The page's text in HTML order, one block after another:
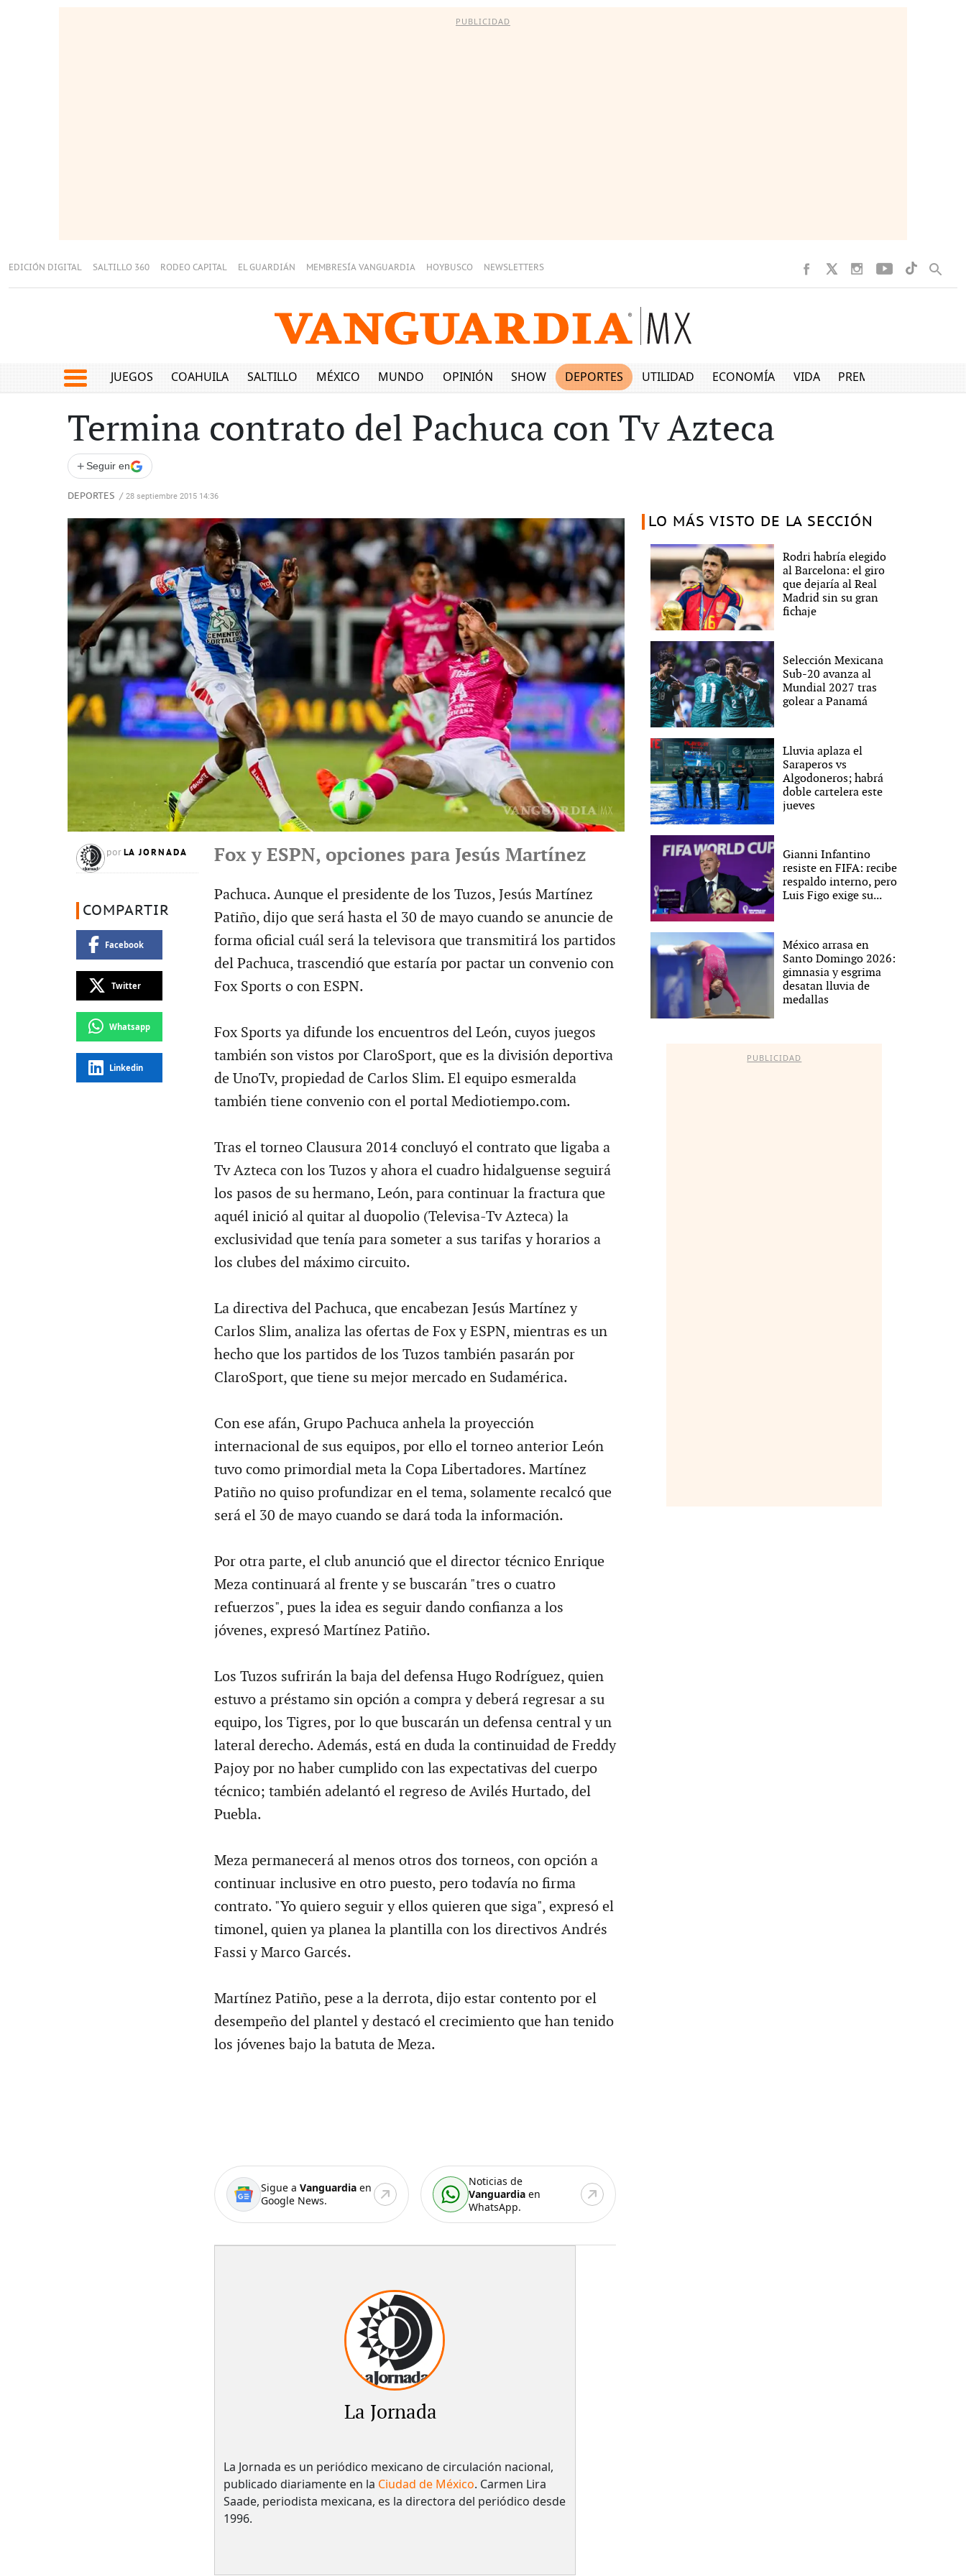
PUBLICIDAD
EDICIÓN DIGITAL SALTILLO 360 RODEO CAPITAL EL GUARDIÁN MEMBRESÍA VANGUARDIA HOYBUSCO NEWSLETTERS
JUEGOS COAHUILA SALTILLO MÉXICO MUNDO OPINIÓN SHOW DEPORTES UTILIDAD ECONOMÍA VIDA PREMIUM
Termina contrato del Pachuca con Tv Azteca
+ Seguir en
DEPORTES / 28 septiembre 2015 14:36
por LA JORNADA
COMPARTIR
Facebook
Twitter
Whatsapp
Linkedin
Fox y ESPN, opciones para Jesús Martínez
Pachuca. Aunque el presidente de los Tuzos, Jesús Martínez
Patiño, dijo que será hasta el 30 de mayo cuando se anuncie de
forma oficial cuál será la televisora que transmitirá los partidos
del Pachuca, trascendió que estaría por pactar un convenio con
Fox Sports o con ESPN.
Fox Sports ya difunde los encuentros del León, cuyos juegos
también son vistos por ClaroSport, que es la división deportiva
de UnoTv, propiedad de Carlos Slim. El equipo esmeralda
también tiene convenio con el portal Mediotiempo.com.
Tras el torneo Clausura 2014 concluyó el contrato que ligaba a
Tv Azteca con los Tuzos y ahora el cuadro hidalguense seguirá
los pasos de su hermano, León, para continuar la fractura que
aquél inició al quitar al duopolio (Televisa-Tv Azteca) la
exclusividad que tenía para someter a sus tarifas y horarios a
los clubes del máximo circuito.
La directiva del Pachuca, que encabezan Jesús Martínez y
Carlos Slim, analiza las ofertas de Fox y ESPN, mientras es un
hecho que los partidos de los Tuzos también pasarán por
ClaroSport, que tiene su mejor mercado en Sudamérica.
Con ese afán, Grupo Pachuca anhela la proyección
internacional de sus equipos, por ello el torneo anterior León
tuvo como primordial meta la Copa Libertadores. Martínez
Patiño no quiso profundizar en el tema, solamente recalcó que
será el 30 de mayo cuando se dará toda la información.
Por otra parte, el club anunció que el director técnico Enrique
Meza continuará al frente y se buscarán "tres o cuatro
refuerzos", pues la idea es seguir dando confianza a los
jóvenes, expresó Martínez Patiño.
Los Tuzos sufrirán la baja del defensa Hugo Rodríguez, quien
estuvo a préstamo sin opción a compra y deberá regresar a su
equipo, los Tigres, por lo que buscarán un defensa central y un
lateral derecho. Además, está en duda la continuidad de Freddy
Pajoy por no haber cumplido con las expectativas del cuerpo
técnico; también adelantó el regreso de Avilés Hurtado, del
Puebla.
Meza permanecerá al menos otros dos torneos, con opción a
continuar inclusive en otro puesto, pero todavía no firma
contrato. "Yo quiero seguir y ellos quieren que siga", expresó el
timonel, quien ya planea la plantilla con los directivos Andrés
Fassi y Marco Garcés.
Martínez Patiño, pese a la derrota, dijo estar contento por el
desempeño del plantel y destacó el crecimiento que han tenido
los jóvenes bajo la batuta de Meza.
Sigue a Vanguardiaen
Google News.
Noticias de
Vanguardia en
WhatsApp.
La Jornada
La Jornada es un periódico mexicano de circulación nacional,
publicado diariamente en la Ciudad de México. Carmen Lira
Saade, periodista mexicana, es la directora del periódico desde
1996.
LO MÁS VISTO DE LA SECCIÓN
Rodri habría elegido
al Barcelona: el giro
que dejaría al Real
Madrid sin su gran
fichaje
Selección Mexicana
Sub-20 avanza al
Mundial 2027 tras
golear a Panamá
Lluvia aplaza el
Saraperos vs
Algodoneros; habrá
doble cartelera este
jueves
Gianni Infantino
resiste en FIFA: recibe
respaldo interno, pero
Luis Figo exige su...
México arrasa en
Santo Domingo 2026:
gimnasia y esgrima
desatan lluvia de
medallas
PUBLICIDAD